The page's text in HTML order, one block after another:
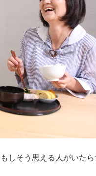
しそう思える人がいた